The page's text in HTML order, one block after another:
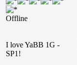
Offline
I love YaBB 1G -
SP1!